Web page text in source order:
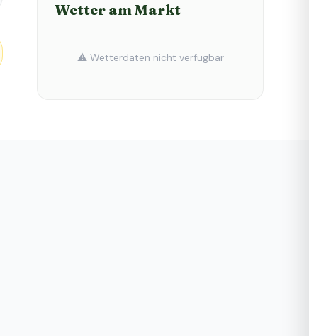
Wetter am Markt
⚠️ Wetterdaten nicht verfügbar